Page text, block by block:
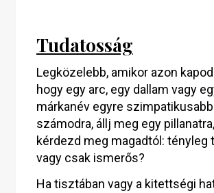
Tudatosság
Legközelebb, amikor azon
hogy egy arc, egy dallam vagy
márkanév egyre szimpatikusabb
számodra, állj meg egy
kérdezd meg magadtól: tényleg
vagy csak ismerős?
Ha tisztában vagy a kitettségi